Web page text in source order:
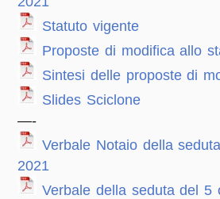
Statuto vigente
Proposte di modifica allo
Sintesi delle proposte di
Slides Sciclone
—-
Verbale Notaio della
2021
Verbale della seduta del 5